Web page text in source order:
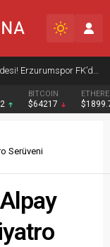
Beş sezon sonra tam kapasite müjdesi! Erzurumspor FK’dan teşekkür ve taraftara çağrı
BITCOIN
$64217
Serüveni